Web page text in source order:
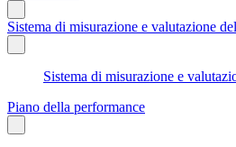
Sistema di misurazione e valutazione
Sistema di misurazione e
Piano della performance